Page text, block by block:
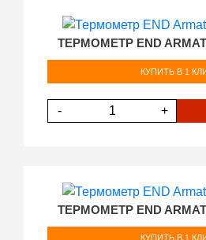
ТЕРМОМЕТР END
КУПИТЬ В 1
- +
ТЕРМОМЕТР END
КУПИТЬ В 1